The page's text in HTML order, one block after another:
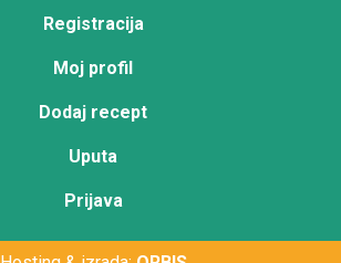
Registracija
Moj profil
Dodaj recept
Uputa
Prijava